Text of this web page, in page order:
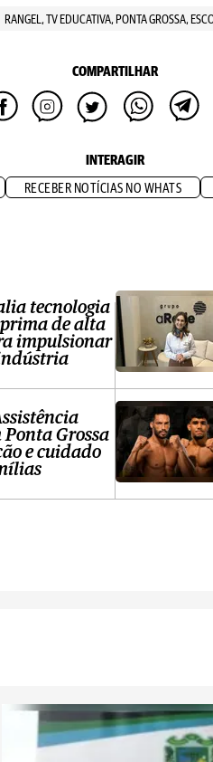
RANGEL, TV EDUCATIVA, PONTA GROSSA,
COMPARTILHAR
INTERAGIR
RECEBER NOTÍCIAS NO WHATS
tecnologia
de alta
impulsionar
Ponta Grossa
e cuidado